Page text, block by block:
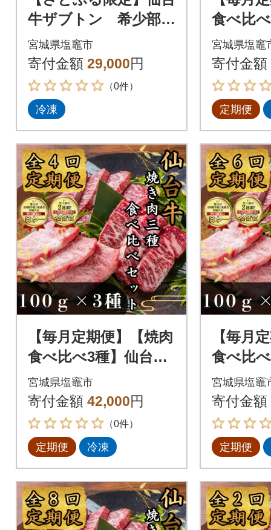
牛ザブトン 希少部
位 焼き肉用 500g
宮城県塩竈市
寄付金額 29,000円
（0件）
冷凍
食べ比
ザブト
カク・
g×各1パ
宮城県塩竈
寄付金額
定期便
【毎月定期便】【焼肉
食べ比べ3種】仙台牛
ザブトン・トモサン
カク・マルシン 100
g×各1パック全4回
宮城県塩竈市
寄付金額 42,000円
（0件）
定期便 冷凍
【毎月
食べ比
ザブト
カク・
g×各1パ
宮城県塩竈
寄付金額
定期便